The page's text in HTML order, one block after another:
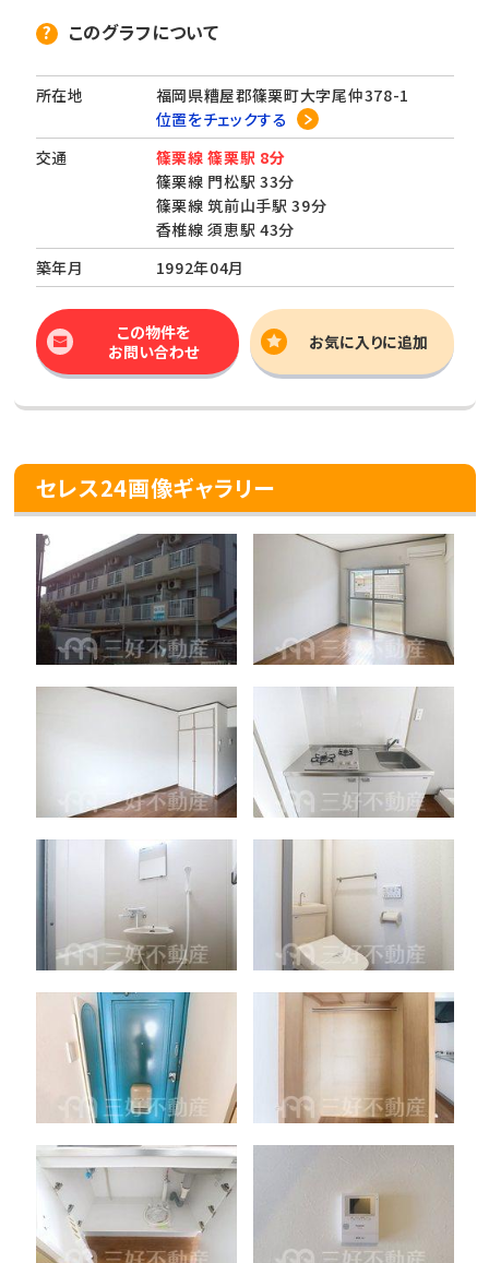
このグラフについて
所在地
福岡県糟屋郡篠栗町大字尾仲378-1
位置をチェックする
交通
篠栗線 篠栗駅 8分
篠栗線 門松駅 33分
篠栗線 筑前山手駅 39分
香椎線 須恵駅 43分
築年月
1992年04月
この物件を
お問い合わせ
お気に入りに追加
セレス24画像ギャラリー